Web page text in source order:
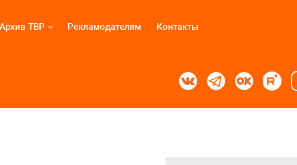
Архив ТВР Рекламодателям Контакты